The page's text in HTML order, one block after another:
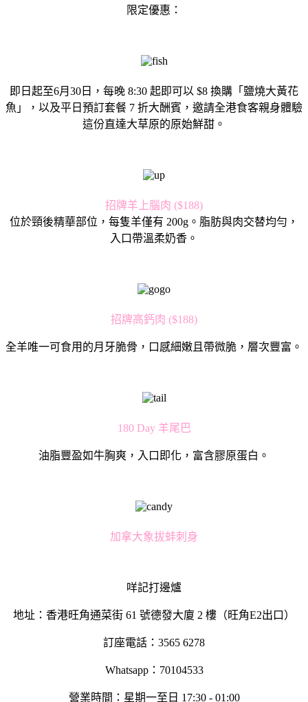
限定優惠：
即日起至6月30日，每晚 8:30 起即可以 $8 換購「鹽燒大黃花
魚」，以及平日預訂套餐 7 折大酬賓，邀請全港食客親身體驗
這份直達大草原的原始鮮甜。
招牌羊上腦肉 ($188)
位於頸後精華部位，每隻羊僅有 200g。脂肪與肉交替均勻，
入口帶溫柔奶香。
招牌高鈣肉 ($188)
全羊唯一可食用的月牙脆骨，口感細嫩且帶微脆，層次豐富。
180 Day 羊尾巴
油脂豐盈如牛胸爽，入口即化，富含膠原蛋白。
加拿大象拔蚌刺身
咩記打邊爐
地址：香港旺角通菜街 61 號德發大廈 2 樓（旺角E2出口）
訂座電話：3565 6278
Whatsapp：70104533
營業時間：星期一至日 17:30 - 01:00